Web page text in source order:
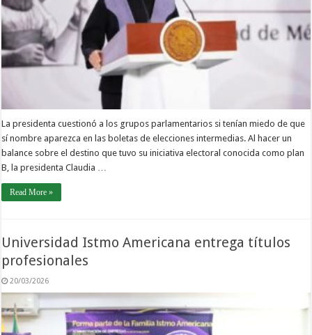
La presidenta cuestionó a los grupos parlamentarios si tenían miedo de que
sí nombre aparezca en las boletas de elecciones intermedias. Al hacer un
balance sobre el destino que tuvo su iniciativa electoral conocida como plan
B, la presidenta Claudia …
Read More »
Universidad Istmo Americana entrega títulos
profesionales
20/03/2026